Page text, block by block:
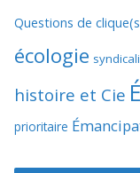
Questions de
écologie
histoire et Cie
prioritaire